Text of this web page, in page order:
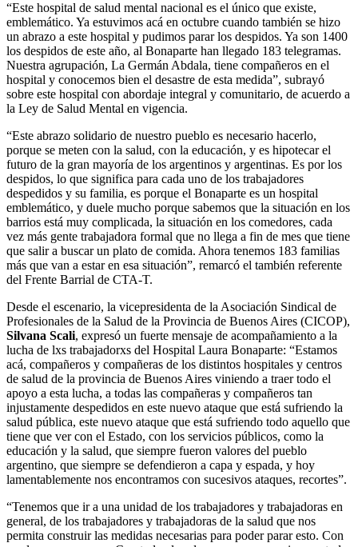
“Este hospital de salud mental nacional es el único que existe,
emblemático. Ya estuvimos acá en octubre cuando también se hizo
un abrazo a este hospital y pudimos parar los despidos. Ya son 1400
los despidos de este año, al Bonaparte han llegado 183 telegramas.
Nuestra agrupación, La Germán Abdala, tiene compañeros en el
hospital y conocemos bien el desastre de esta medida”, subrayó
sobre este hospital con abordaje integral y comunitario, de acuerdo a
la Ley de Salud Mental en vigencia.
“Este abrazo solidario de nuestro pueblo es necesario hacerlo,
porque se meten con la salud, con la educación, y es hipotecar el
futuro de la gran mayoría de los argentinos y argentinas. Es por los
despidos, lo que significa para cada uno de los trabajadores
despedidos y su familia, es porque el Bonaparte es un hospital
emblemático, y duele mucho porque sabemos que la situación en los
barrios está muy complicada, la situación en los comedores, cada
vez más gente trabajadora formal que no llega a fin de mes que tiene
que salir a buscar un plato de comida. Ahora tenemos 183 familias
más que van a estar en esa situación”, remarcó el también referente
del Frente Barrial de CTA-T.
Desde el escenario, la vicepresidenta de la Asociación Sindical de
Profesionales de la Salud de la Provincia de Buenos Aires (CICOP),
Silvana Scali, expresó un fuerte mensaje de acompañamiento a la
lucha de lxs trabajadorxs del Hospital Laura Bonaparte: “Estamos
acá, compañeros y compañeras de los distintos hospitales y centros
de salud de la provincia de Buenos Aires viniendo a traer todo el
apoyo a esta lucha, a todas las compañeras y compañeros tan
injustamente despedidos en este nuevo ataque que está sufriendo la
salud pública, este nuevo ataque que está sufriendo todo aquello que
tiene que ver con el Estado, con los servicios públicos, como la
educación y la salud, que siempre fueron valores del pueblo
argentino, que siempre se defendieron a capa y espada, y hoy
lamentablemente nos encontramos con sucesivos ataques, recortes”.
“Tenemos que ir a una unidad de los trabajadores y trabajadoras en
general, de los trabajadores y trabajadoras de la salud que nos
permita construir las medidas necesarias para poder parar esto. Con